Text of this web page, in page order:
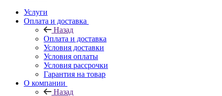
Услуги
Оплата и доставка
Назад
Оплата и доставка
Условия доставки
Условия оплаты
Условия рассрочки
Гарантия на товар
О компании
Назад